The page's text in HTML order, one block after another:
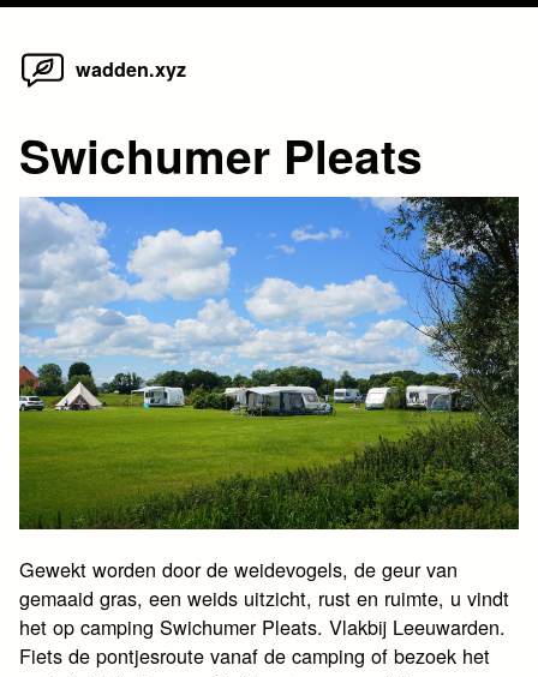
Skip
wadden.xyz
Swichumer Pleats
Gewekt worden door de weidevogels, de geur van
gemaaid gras, een weids uitzicht, rust en ruimte, u vindt
het op camping Swichumer Pleats. Vlakbij Leeuwarden.
Fiets de pontjesroute vanaf de camping of bezoek het